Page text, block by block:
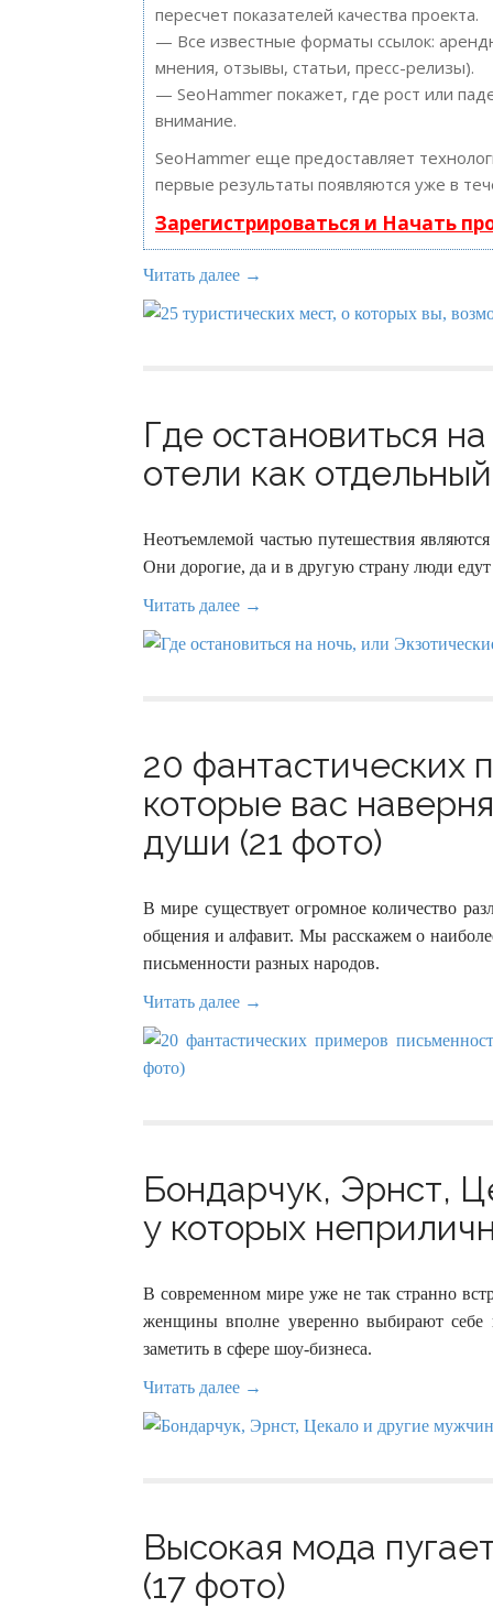
пересчет показателей качества проекта.
— Все известные форматы ссылок:
мнения, отзывы, статьи, пресс-релизы).
— SeoHammer покажет, где рост или
внимание.
SeoHammer еще предоставляет
первые результаты появляются уже в
Зарегистрироваться и Начать
Читать далее →
Где остановиться
отели как
Неотъемлемой частью путешествия
Они дорогие, да и в другую страну люди едут
Читать далее →
20 фантастических
которые вас
души (21 фото)
В мире существует огромное количество
общения и алфавит. Мы расскажем о
письменности разных народов.
Читать далее →
Бондарчук, Эрнст,
у которых
В современном мире уже не так странно
женщины вполне уверенно выбирают себе
заметить в сфере шоу-бизнеса.
Читать далее →
Высокая мода
(17 фото)